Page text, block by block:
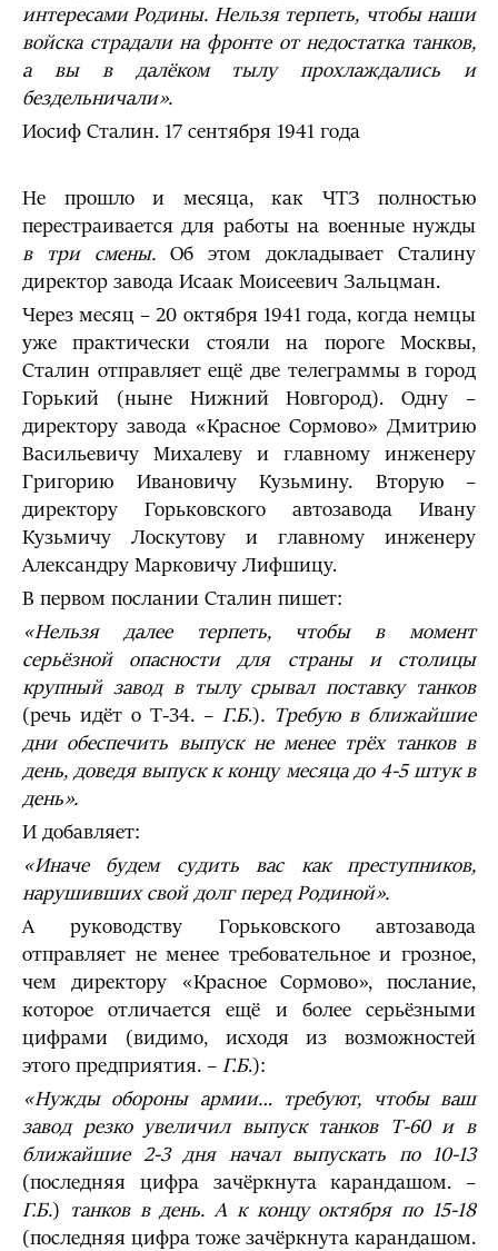
интересами Родины. Нельзя терпеть, чтобы наши
войска страдали на фронте от недостатка танков,
а вы в далёком тылу прохлаждались и
бездельничали».
Иосиф Сталин. 17 сентября 1941 года
Не прошло и месяца, как ЧТЗ полностью
перестраивается для работы на военные нужды
в три смены. Об этом докладывает Сталину
директор завода Исаак Моисеевич Зальцман.
Через месяц – 20 октября 1941 года, когда немцы
уже практически стояли на пороге Москвы,
Сталин отправляет ещё две телеграммы в город
Горький (ныне Нижний Новгород). Одну –
директору завода «Красное Сормово» Дмитрию
Васильевичу Михалеву и главному инженеру
Григорию Ивановичу Кузьмину. Вторую –
директору Горьковского автозавода Ивану
Кузьмичу Лоскутову и главному инженеру
Александру Марковичу Лифшицу.
В первом послании Сталин пишет:
«Нельзя далее терпеть, чтобы в момент
серьёзной опасности для страны и столицы
крупный завод в тылу срывал поставку танков
(речь идёт о Т-34. – Г.Б.). Требую в ближайшие
дни обеспечить выпуск не менее трёх танков в
день, доведя выпуск к концу месяца до 4-5 штук в
день».
И добавляет:
«Иначе будем судить вас как преступников,
нарушивших свой долг перед Родиной».
А руководству Горьковского автозавода
отправляет не менее требовательное и грозное,
чем директору «Красное Сормово», послание,
которое отличается ещё и более серьёзными
цифрами (видимо, исходя из возможностей
этого предприятия. – Г.Б.):
«Нужды обороны армии… требуют, чтобы ваш
завод резко увеличил выпуск танков Т-60 и в
ближайшие 2-3 дня начал выпускать по 10-13
(последняя цифра зачёркнута карандашом. –
Г.Б.) танков в день. А к концу октября по 15-18
(последняя цифра тоже зачёркнута карандашом.